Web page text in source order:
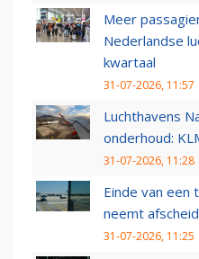
Meer
Nederlandse
kwartaal
31-07-2026, 11:57
Luchthavens
onderhoud:
31-07-2026, 11:28
Einde van een
neemt
31-07-2026, 11:25